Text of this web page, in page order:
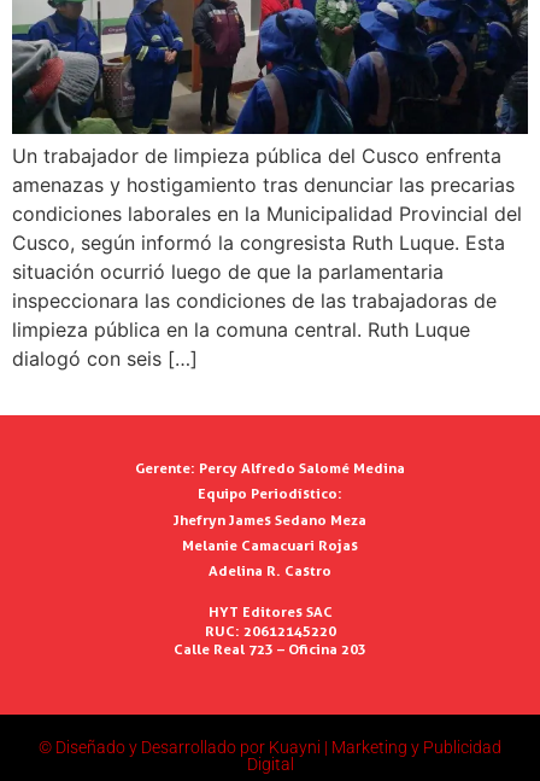
Un trabajador de limpieza pública del Cusco enfrenta
amenazas y hostigamiento tras denunciar las precarias
condiciones laborales en la Municipalidad Provincial del
Cusco, según informó la congresista Ruth Luque. Esta
situación ocurrió luego de que la parlamentaria
inspeccionara las condiciones de las trabajadoras de
limpieza pública en la comuna central. Ruth Luque
dialogó con seis […]
Gerente: Percy Alfredo Salomé Medina
Equipo Periodístico:
Jhefryn James Sedano Meza
Melanie Camacuari Rojas
Adelina R. Castro
HYT Editores SAC
RUC: 20612145220
Calle Real 723 – Oficina 203
© Diseñado y Desarrollado por Kuayni | Marketing y Publicidad
Digital